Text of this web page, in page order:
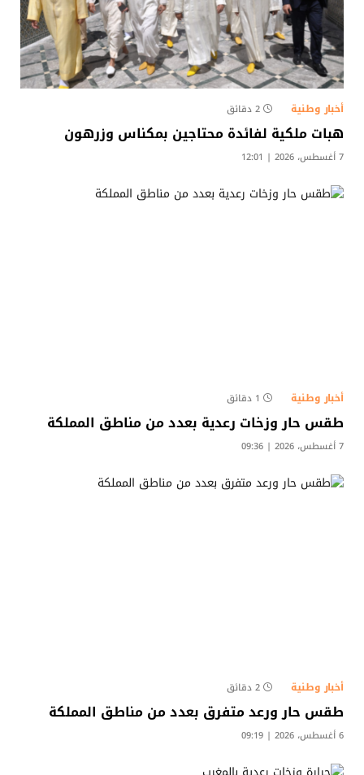
أخبار وطنية 2 دقائق
هبات ملكية لفائدة محتاجين بمكناس وزرهون
7 أغسطس، 2026 | 12:01
أخبار وطنية 1 دقائق
طقس حار وزخات رعدية بعدد من مناطق المملكة
7 أغسطس، 2026 | 09:36
أخبار وطنية 2 دقائق
طقس حار ورعد متفرق بعدد من مناطق المملكة
6 أغسطس، 2026 | 09:19